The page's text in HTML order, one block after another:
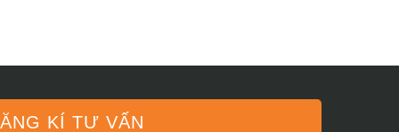
KÍ TƯ VẤN